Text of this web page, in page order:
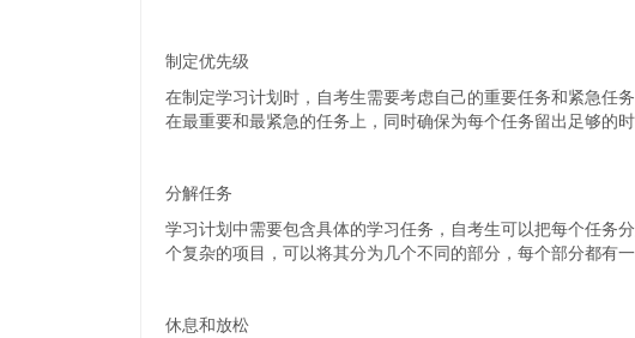
制定优先级
在制定学习计划时，自考生需要考虑自己的重要任务和紧急任
在最重要和最紧急的任务上，同时确保为每个任务留出足够的时
分解任务
学习计划中需要包含具体的学习任务，自考生可以把每个任务
个复杂的项目，可以将其分为几个不同的部分，每个部分都有
休息和放松